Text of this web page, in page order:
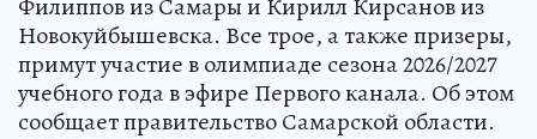
Новокуйбышевска. Все трое, а также призеры,
примут участие в олимпиаде сезона 2026/2027
учебного года в эфире Первого канала. Об этом
сообщает правительство Самарской области.